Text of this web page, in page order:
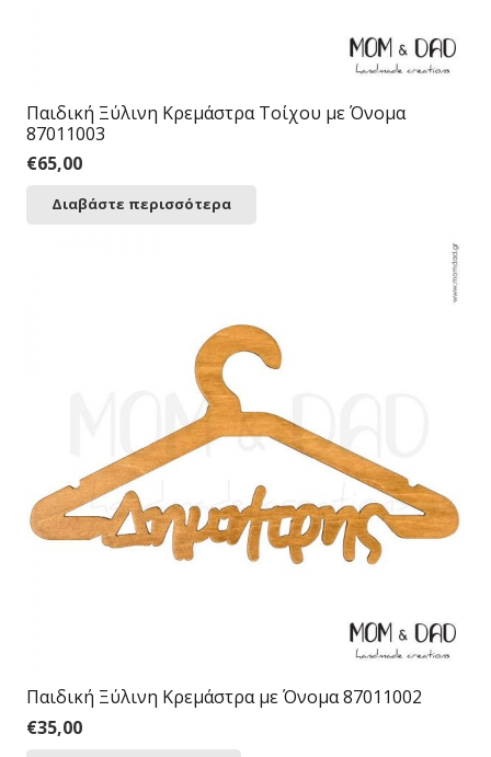
Παιδική Ξύλινη Κρεμάστρα Τοίχου με Όνομα
87011003
€65,00
Διαβάστε περισσότερα
Παιδική Ξύλινη Κρεμάστρα με Όνομα 87011002
€35,00